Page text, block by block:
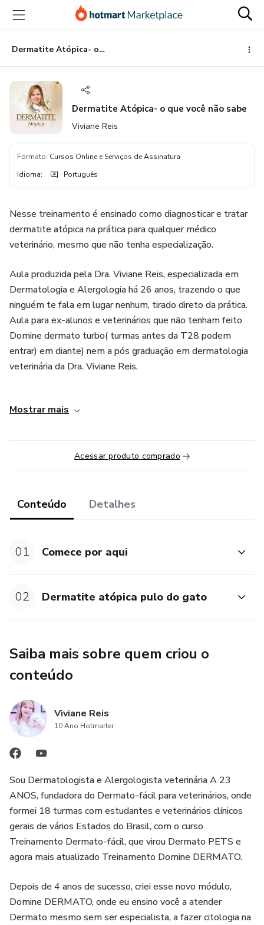
para
conteúdo
principal
para
pagamento
para
rodapé
Dermatite Atópica- o que você não sabe
Dermatite Atópica- o que você não sabe
Viviane Reis
Formato: Cursos Online e Serviços de Assinatura
Idioma: Português
Nesse treinamento é ensinado como diagnosticar e tratar
dermatite atópica na prática para qualquer médico
veterinário, mesmo que não tenha especialização.
Aula produzida pela Dra. Viviane Reis, especializada em
Dermatologia e Alergologia há 26 anos, trazendo o que
ninguém te fala em lugar nenhum, tirado direto da prática.
Aula para ex-alunos e veterinários que não tenham feito
Domine dermato turbo( turmas antes da T28 podem
entrar) em diante) nem a pós graduação em dermatologia
veterinária da Dra. Viviane Reis.
diferenciados para cada caso que você pegar na sua rotina,
Entra agora e depois me conta na rede social como foi seu
primeiro atendimento depois dessa aula de ouro!
Mostrar mais
Acessar produto comprado
Conteúdo Detalhes
01 Comece por aqui
02 Dermatite atópica pulo do gato
Saiba mais sobre quem criou o
conteúdo
Viviane Reis
10 Ano Hotmarter
Sou Dermatologista e Alergologista veterinária A 23
ANOS, fundadora do Dermato-fácil para veterinários, onde
formei 18 turmas com estudantes e veterinários clínicos
gerais de vários Estados do Brasil, com o curso
Treinamento Dermato-fácil, que virou Dermato PETS e
agora mais atualizado Treinamento Domine DERMATO.
Depois de 4 anos de sucesso, criei esse novo módulo,
Domine DERMATO, onde eu ensino você a atender
Dermato mesmo sem ser especialista, a fazer citologia na